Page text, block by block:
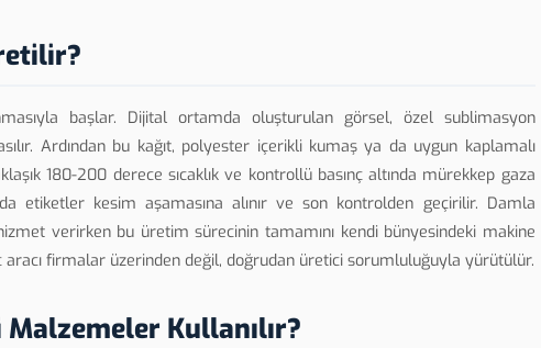
başlar. Dijital ortamda oluşturulan görsel, özel sublimasyon
Ardından bu kağıt, polyester içerikli kumaş ya da uygun kaplamalı
180-200 derece sıcaklık ve kontrollü basınç altında mürekkep gaza
etiketler kesim aşamasına alınır ve son kontrolden geçirilir. Damla
verirken bu üretim sürecinin tamamını kendi bünyesindeki makine
firmalar üzerinden değil, doğrudan üretici sorumluluğuyla yürütülür.
Kullanılır?